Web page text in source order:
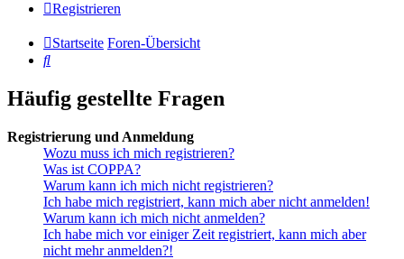
Registrieren
Startseite Foren-Übersicht
Suche
Häufig gestellte Fragen
Registrierung und Anmeldung
Wozu muss ich mich registrieren?
Was ist COPPA?
Warum kann ich mich nicht registrieren?
Ich habe mich registriert, kann mich aber nicht anmelden!
Warum kann ich mich nicht anmelden?
Ich habe mich vor einiger Zeit registriert, kann mich aber
nicht mehr anmelden?!